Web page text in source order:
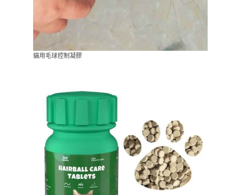
貓用毛球控制凝膠